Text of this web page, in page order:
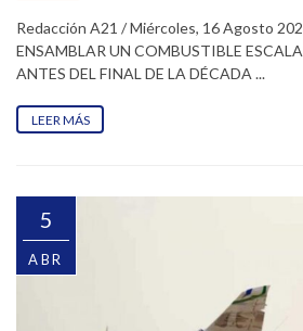
Redacción A21 / Miércoles, 16 Agosto
ENSAMBLAR UN COMBUSTIBLE
ANTES DEL FINAL DE LA DÉCADA ...
LEER MÁS
5
ABR